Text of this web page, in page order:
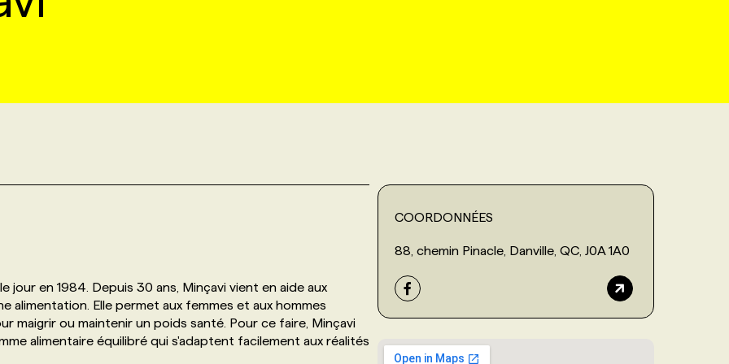
jour en 1984. Depuis 30 ans, Minçavi vient en aide aux
alimentation. Elle permet aux femmes et aux hommes
maigrir ou maintenir un poids santé. Pour ce faire, Minçavi
alimentaire équilibré qui s'adaptent facilement aux réalités
COORDONNÉES
88, chemin Pinacle, Danville, QC, J0A 1A0